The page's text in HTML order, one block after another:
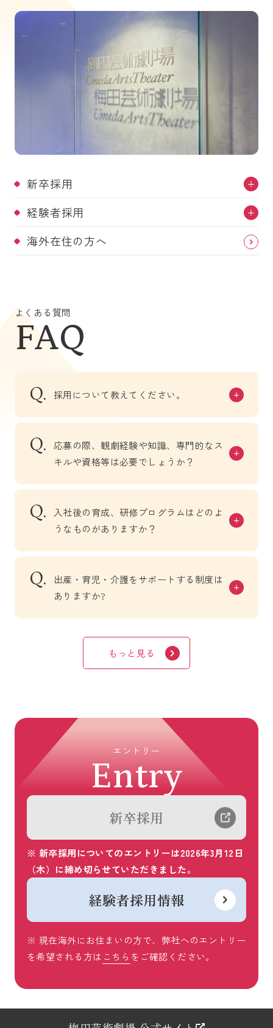
新卒採用
経験者採用
海外在住の方へ
よくある質問
FAQ
採用について教えてください。
応募の際、観劇経験や知識、専門的なス
キルや資格等は必要でしょうか？
入社後の育成、研修プログラムはどのよ
うなものがありますか？
出産・育児・介護をサポートする制度は
ありますか?
もっと見る
エントリー
Entry
新卒採用
※ 新卒採用についてのエントリーは2026年3月12日
（木）に締め切らせていただきました。
経験者採用情報
※ 現在海外にお住まいの方で、弊社へのエントリー
を希望される方は こちら をご確認ください。